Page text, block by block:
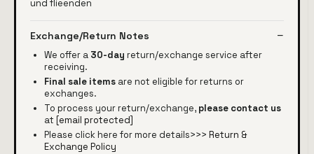
und flieenden
Exchange/Return Notes
We offer a 30-day return/exchange service after
receiving.
Final sale items are not eligible for returns or
exchanges.
To process your return/exchange, please contact us
at [email protected]
Please click here for more details>>> Return &
Exchange Policy